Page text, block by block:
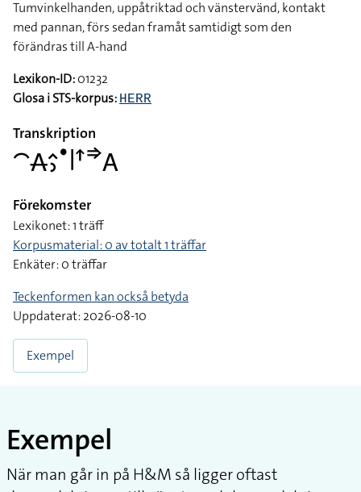
Tumvinkelhanden, uppåtriktad och vänstervänd, kontakt
med pannan, förs sedan framåt samtidigt som den
förändras till A-hand
Lexikon-ID:01232
Glosa i STS-korpus: HERR
Transkription
􌤃􌥄􌤵􌤶􌤟􌥼􌦃􌦆􌤤
Förekomster
Lexikonet: 1 träff
Korpusmaterial: 0 av totalt 1 träffar
Enkäter: 0 träffar
Teckenformen kan också betyda
Uppdaterat: 2026-08-10
Exempel
Exempel
När man går in på H&M så ligger oftast